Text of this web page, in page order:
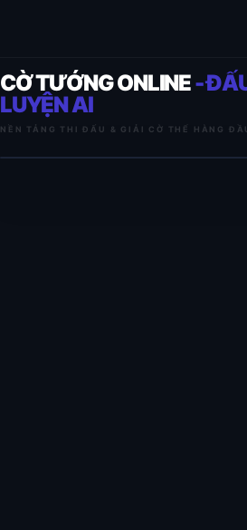
CỜ TƯỚNG ONLINE-
LUYỆN AI
NỀN TẢNG THI ĐẤU & GIẢI CỜ THẾ HÀNG